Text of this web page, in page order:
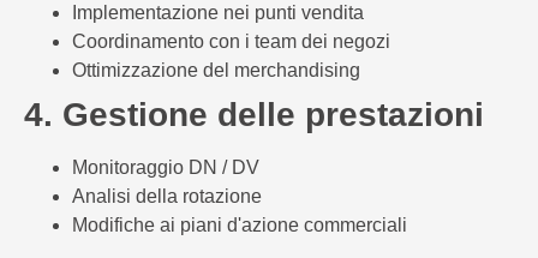
Implementazione nei punti vendita
Coordinamento con i team dei negozi
Ottimizzazione del merchandising
4. Gestione delle prestazioni
Monitoraggio DN / DV
Analisi della rotazione
Modifiche ai piani d'azione commerciali